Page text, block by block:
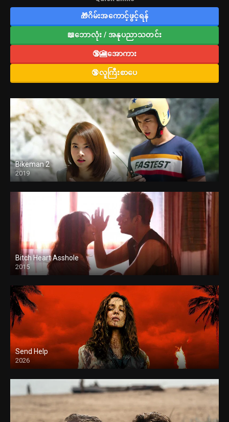
🎁ဂိမ်းအကောင့်ဖွင့်ရန်
📖ဘောလုံး / အနုပညာသတင်း
🔞🎦အောကား
🔞လူကြီးစာပေ
Bikeman 2
2019
Bitch Heart Asshole
2015
Send Help
2026